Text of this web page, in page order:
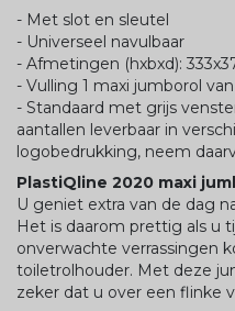
- Met slot en sleutel
- Universeel navulbaar
- Afmetingen (hxbxd):
- Vulling 1 maxi jumborol
- Standaard met grijs
aantallen leverbaar in
logobedrukking, neem
PlastiQline 2020 maxi
U geniet extra van de dag
Het is daarom prettig als u
onverwachte verrassingen
toiletrolhouder. Met deze
zeker dat u over een flinke